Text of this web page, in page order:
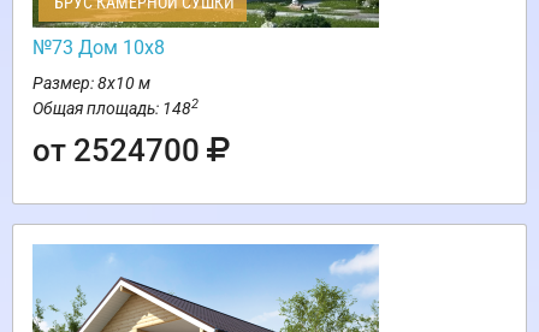
№73 Дом 10х8
Размер: 8х10 м
Общая площадь: 1482
от 2524700